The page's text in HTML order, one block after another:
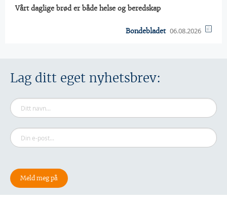
Vårt daglige brød er både helse og beredskap
Bondebladet 06.08.2026
Lag ditt eget nyhetsbrev: